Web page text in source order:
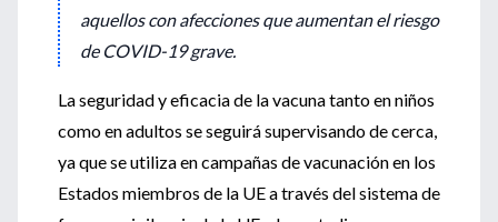
aquellos con afecciones que aumentan el riesgo
de COVID-19 grave.
La seguridad y eficacia de la vacuna tanto en niños
como en adultos se seguirá supervisando de cerca,
ya que se utiliza en campañas de vacunación en los
Estados miembros de la UE a través del sistema de